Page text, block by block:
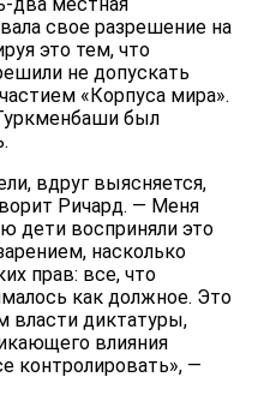
два местная
свое разрешение на
это тем, что
не допускать
«Корпуса мира».
был
вдруг выясняется,
Ричард. — Меня
дети восприняли это
насколько
прав: все, что
как должное. Это
власти диктатуры,
влияния
контролировать», —